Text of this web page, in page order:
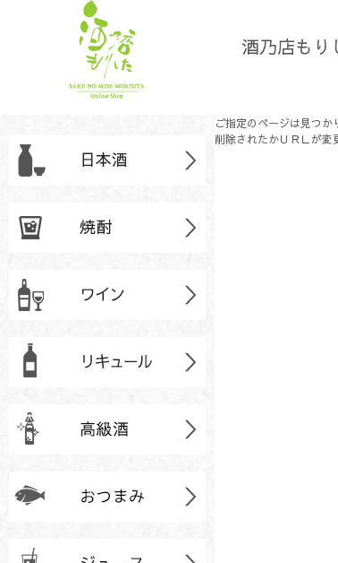
酒乃店もり
ご指定のページは見つか
削除されたかＵＲＬが変